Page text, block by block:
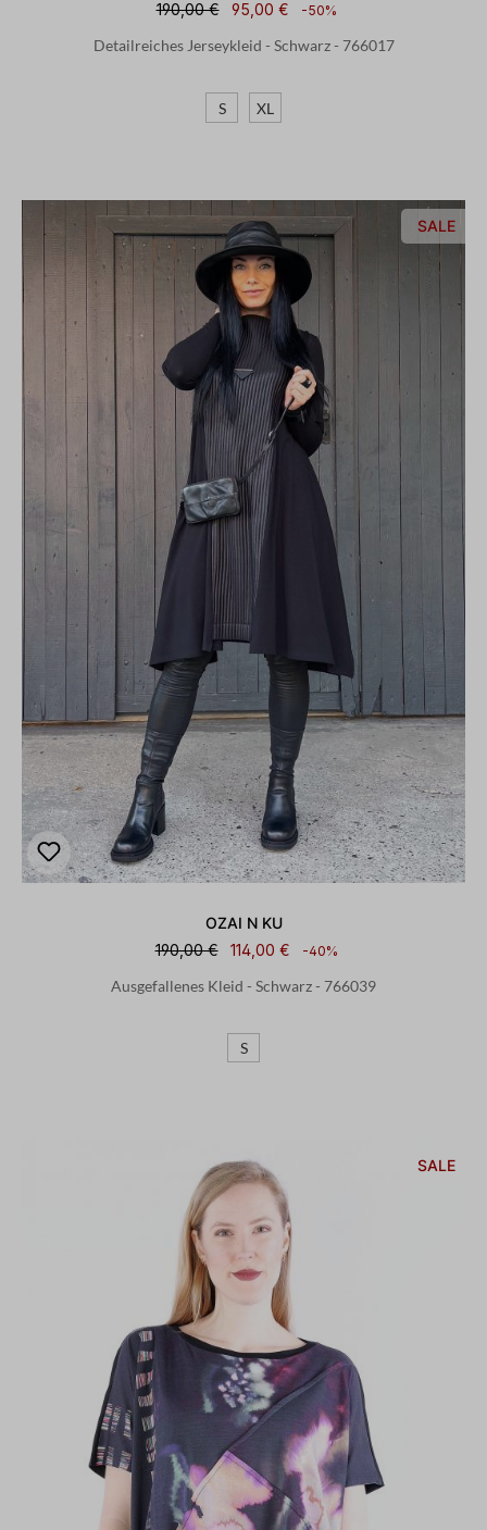
190,00 € 95,00 € -50%
Detailreiches Jerseykleid - Schwarz - 766017
S XL
SALE
OZAI N KU
190,00 €
114,00 € -40%
Ausgefallenes Kleid - Schwarz - 766039
S
SALE